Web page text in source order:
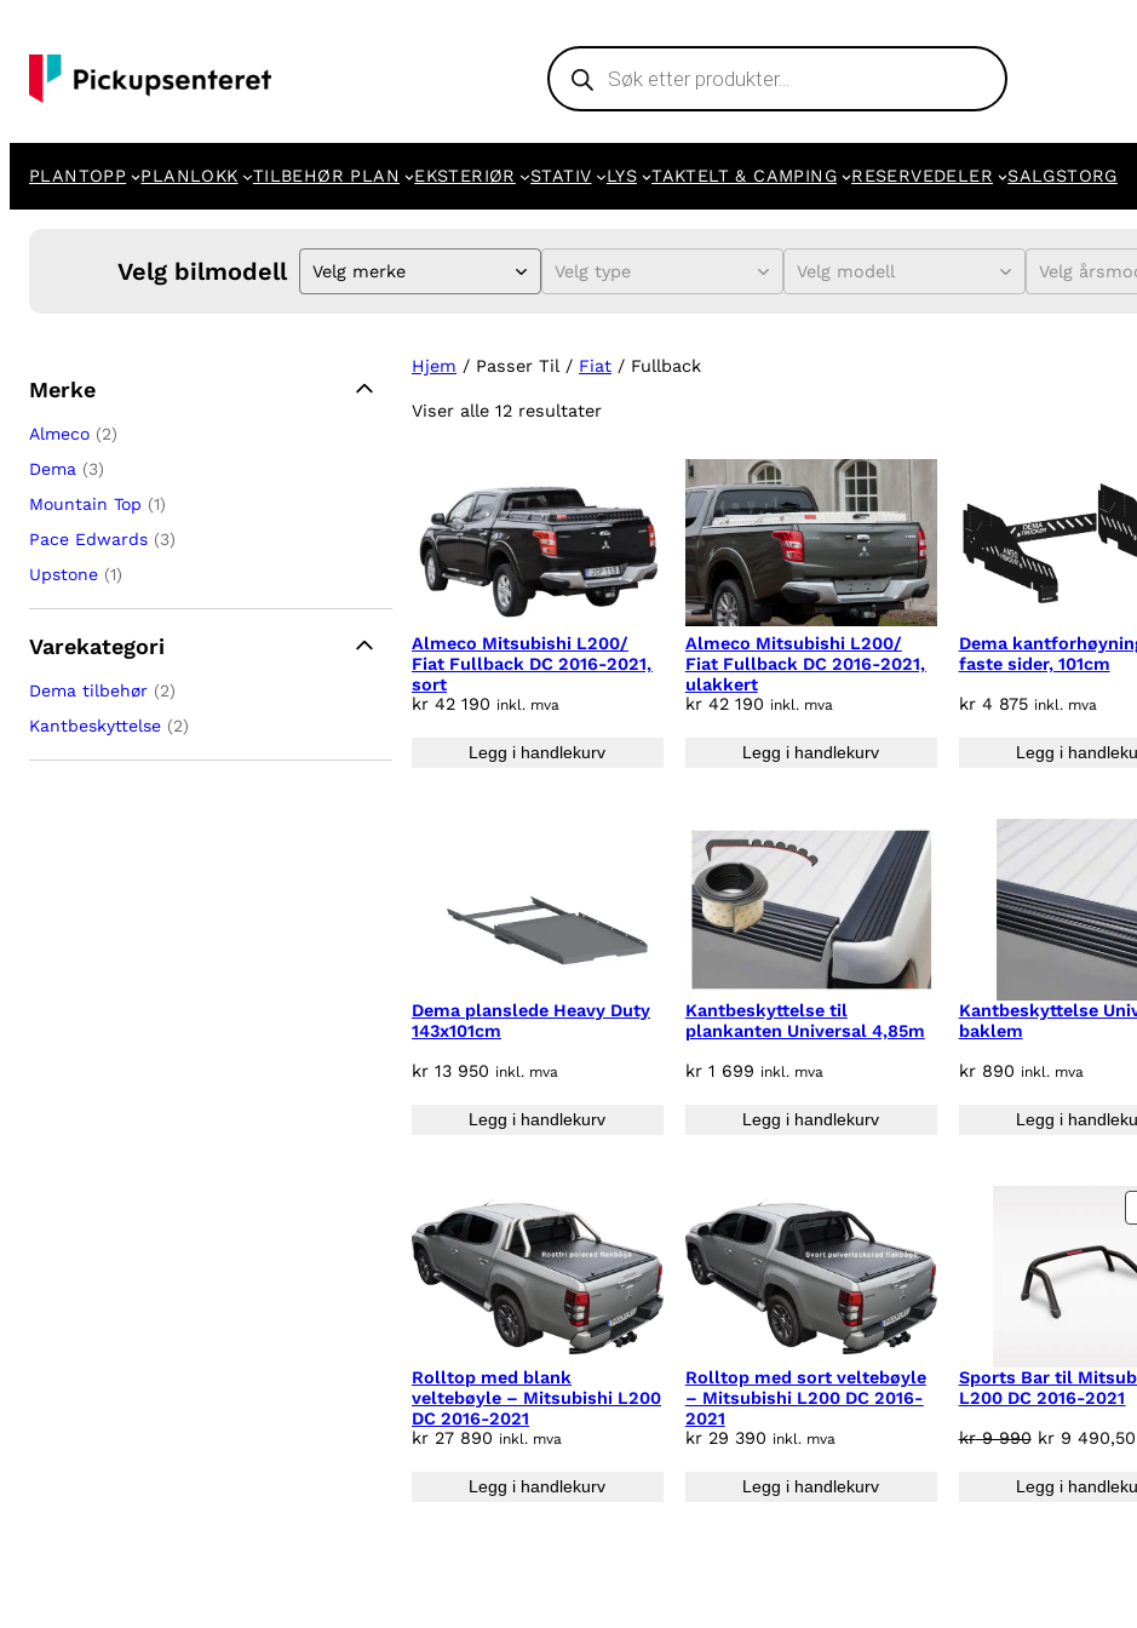
Products
search
PLANTOPP PLANLOKK TILBEHØR PLAN EKSTERIØR STATIV LYS TAKTELT & CAMPING RESERVEDELER SALGSTORG
Velg bilmodell Velg merke Velg type Velg modell Velg
Merke
Almeco (2)
Dema (3)
Mountain Top (1)
Pace Edwards (3)
Upstone (1)
Varekategori
Dema tilbehør (2)
Kantbeskyttelse (2)
Hjem / Passer Til / Fiat / Fullback
Viser alle 12 resultater
Almeco Mitsubishi L200/
Fiat Fullback DC 2016-2021,
sort
kr 42 190 inkl. mva
Legg i handlekurv
Almeco Mitsubishi L200/
Fiat Fullback DC 2016-2021,
ulakkert
kr42 190 inkl. mva
Legg i handlekurv
Dema
faste sider, 101cm
kr4 875 inkl. mva
Legg i
Dema planslede Heavy Duty
143x101cm
kr 13 950 inkl. mva
Legg i handlekurv
Kantbeskyttelse til
plankanten Universal 4,85m
kr1 699 inkl. mva
Legg i handlekurv
Kantbeskyttelse
baklem
kr890 inkl. mva
Legg i
Rolltop med blank
veltebøyle – Mitsubishi L200
DC 2016-2021
kr 27 890 inkl. mva
Legg i handlekurv
Rolltop med sort veltebøyle
– Mitsubishi L200 DC 2016-
2021
kr29 390 inkl. mva
Legg i handlekurv
Sports Bar til
L200 DC 2016-2021
kr9 990 O
p
kr9 490,50
Legg i